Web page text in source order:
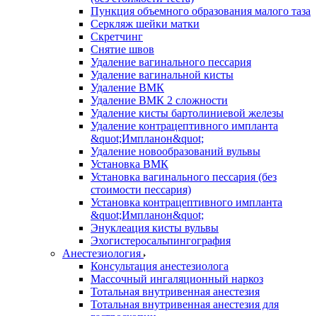
Пункция объемного образования малого таза
Серкляж шейки матки
Скретчинг
Снятие швов
Удаление вагинального пессария
Удаление вагинальной кисты
Удаление ВМК
Удаление ВМК 2 сложности
Удаление кисты бартолиниевой железы
Удаление контрацептивного импланта
&quot;Импланон&quot;
Удаление новообразований вульвы
Установка ВМК
Установка вагинального пессария (без
стоимости пессария)
Установка контрацептивного импланта
&quot;Импланон&quot;
Энуклеация кисты вульвы
Эхогистеросальпингография
Анестезиология
Консультация анестезиолога
Массочный ингаляционный наркоз
Тотальная внутривенная анестезия
Тотальная внутривенная анестезия для